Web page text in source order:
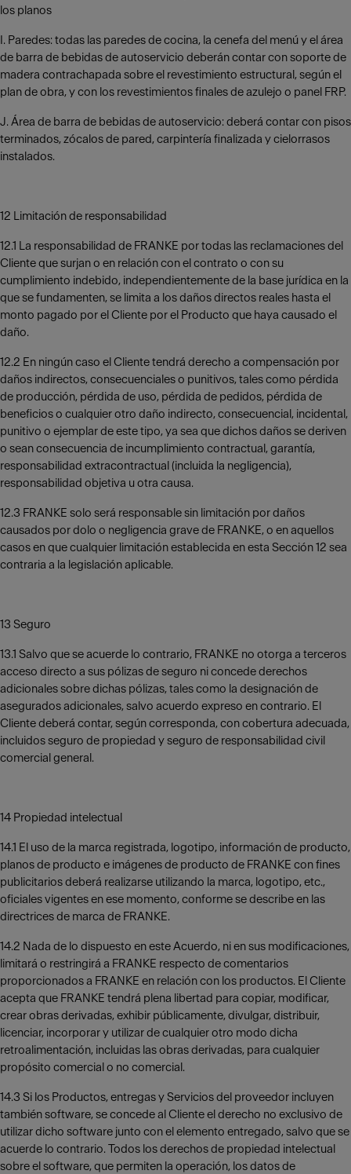
los planos
I. Paredes: todas las paredes de cocina, la cenefa del menú y el área
de barra de bebidas de autoservicio deberán contar con soporte de
madera contrachapada sobre el revestimiento estructural, según el
plan de obra, y con los revestimientos finales de azulejo o panel FRP.
J. Área de barra de bebidas de autoservicio: deberá contar con pisos
terminados, zócalos de pared, carpintería finalizada y cielorrasos
instalados.
12 Limitación de responsabilidad
12.1 La responsabilidad de FRANKE por todas las reclamaciones del
Cliente que surjan o en relación con el contrato o con su
cumplimiento indebido, independientemente de la base jurídica en la
que se fundamenten, se limita a los daños directos reales hasta el
monto pagado por el Cliente por el Producto que haya causado el
daño.
12.2 En ningún caso el Cliente tendrá derecho a compensación por
daños indirectos, consecuenciales o punitivos, tales como pérdida
de producción, pérdida de uso, pérdida de pedidos, pérdida de
beneficios o cualquier otro daño indirecto, consecuencial, incidental,
punitivo o ejemplar de este tipo, ya sea que dichos daños se deriven
o sean consecuencia de incumplimiento contractual, garantía,
responsabilidad extracontractual (incluida la negligencia),
responsabilidad objetiva u otra causa.
12.3 FRANKE solo será responsable sin limitación por daños
causados por dolo o negligencia grave de FRANKE, o en aquellos
casos en que cualquier limitación establecida en esta Sección 12 sea
contraria a la legislación aplicable.
13 Seguro
13.1 Salvo que se acuerde lo contrario, FRANKE no otorga a terceros
acceso directo a sus pólizas de seguro ni concede derechos
adicionales sobre dichas pólizas, tales como la designación de
asegurados adicionales, salvo acuerdo expreso en contrario. El
Cliente deberá contar, según corresponda, con cobertura adecuada,
incluidos seguro de propiedad y seguro de responsabilidad civil
comercial general.
14 Propiedad intelectual
14.1 El uso de la marca registrada, logotipo, información de producto,
planos de producto e imágenes de producto de FRANKE con fines
publicitarios deberá realizarse utilizando la marca, logotipo, etc.,
oficiales vigentes en ese momento, conforme se describe en las
directrices de marca de FRANKE.
14.2 Nada de lo dispuesto en este Acuerdo, ni en sus modificaciones,
limitará o restringirá a FRANKE respecto de comentarios
proporcionados a FRANKE en relación con los productos. El Cliente
acepta que FRANKE tendrá plena libertad para copiar, modificar,
crear obras derivadas, exhibir públicamente, divulgar, distribuir,
licenciar, incorporar y utilizar de cualquier otro modo dicha
retroalimentación, incluidas las obras derivadas, para cualquier
propósito comercial o no comercial.
14.3 Si los Productos, entregas y Servicios del proveedor incluyen
también software, se concede al Cliente el derecho no exclusivo de
utilizar dicho software junto con el elemento entregado, salvo que se
acuerde lo contrario. Todos los derechos de propiedad intelectual
sobre el software, que permiten la operación, los datos de